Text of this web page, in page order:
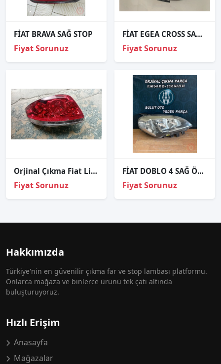
FİAT BRAVA SAĞ STOP
Fiyat Sorunuz
FİAT EGEA CROSS SAĞ FAR ORJİNAL FULL LED
Fiyat Sorunuz
Orjinal Çıkma Fiat Linea Sol Stop - Arka Stop Parçası
Fiyat Sorunuz
FİAT DOBLO 4 SAĞ ÖN FAR ÇIKMA ORJİNAL
Fiyat Sorunuz
Hakkımızda
Türkiye'nin en güvenilir çıkma far ve stop lambası platformu.
Onlarca mağaza ve binlerce ürünü tek çatı altında
buluşturuyoruz.
Hızlı Erişim
Anasayfa
Mağazalar